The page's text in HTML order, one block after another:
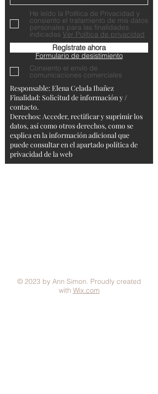
He leído la Política de Privacidad y
consiento el tratamiento de mis datos
personales para las finalidades
indicadas Ver Política de privacidad
Regístrate ahora
Consiento el envío de
comunicaciones comerciales
Responsable: Elena Celada Ibañez
Finalidad: Solicitud de información y /
contacto.
Derechos: Acceder, rectificar y suprimir los
datos, así como otros derechos, como se
explica en la información adicional que
puede consultar en el apartado política de
privacidad de la web
Formulario de desistimiento
© 2023 by Ann Simon. Proudly created
with Wix.com